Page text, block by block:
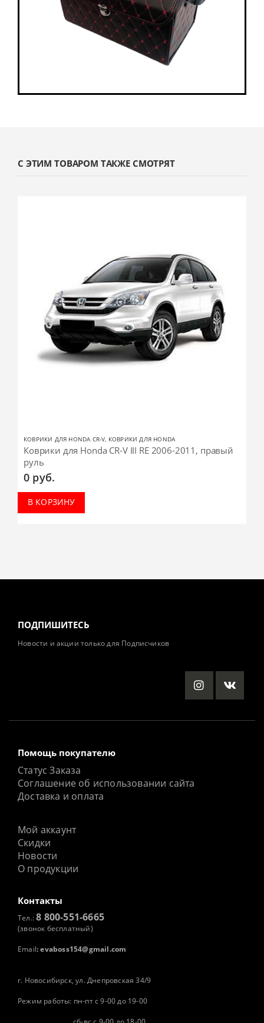
С ЭТИМ ТОВАРОМ ТАКЖЕ СМОТРЯТ
КОВРИКИ ДЛЯ HONDA CR-V, КОВРИКИ ДЛЯ HONDA
Коврики для Honda CR-V III RE 2006-2011, правый
руль
0 руб.
В КОРЗИНУ
ПОДПИШИТЕСЬ
Новости и акции только для Подписчиков
Помощь покупателю
Статус Заказа
Соглашение об использовании сайта
Доставка и оплата
Мой аккаунт
Скидки
Новости
О продукции
Контакты
Тел.:8 800-551-6665
(звонок бесплатный)
Email: evaboss154@gmail.com
г. Новосибирск, ул. Днепровская 34/9
Режим работы: пн-пт с 9-00 до 19-00